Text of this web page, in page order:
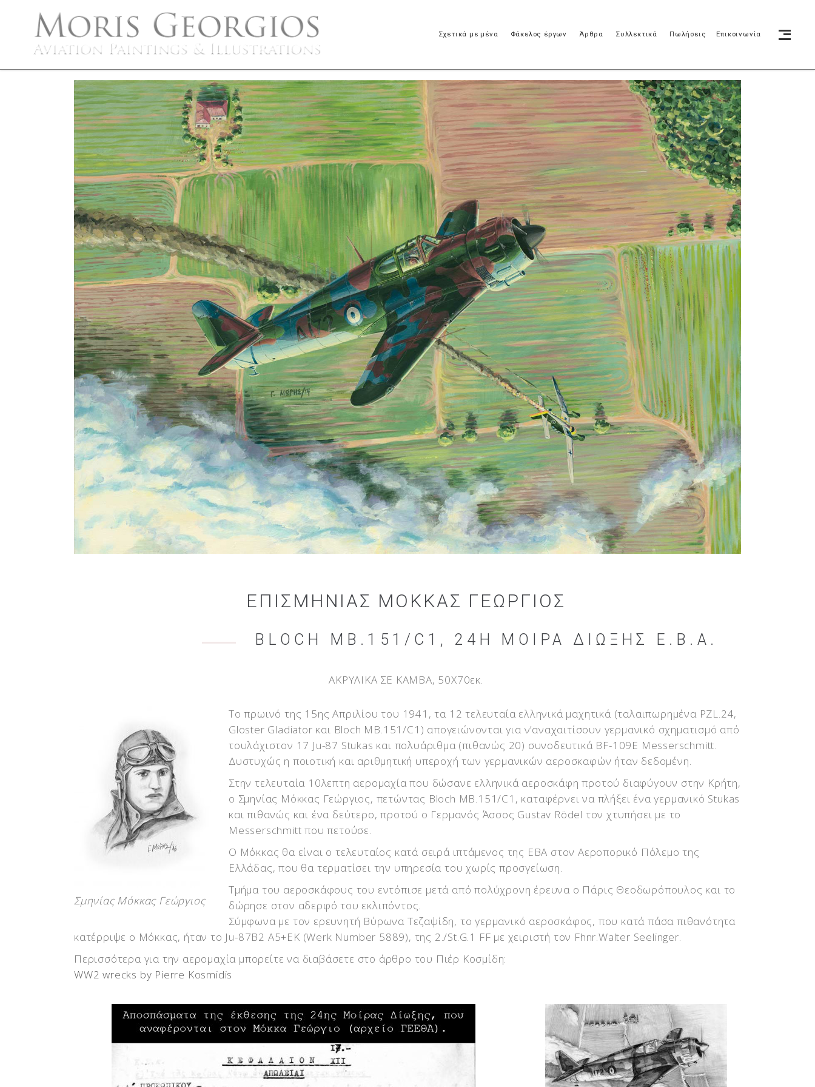
Σχετικά με μένα Φάκελος έργων Άρθρα Συλλεκτικά Πωλήσεις Επικοινωνία
ΕΠΙΣΜΗΝΊΑΣ ΜΌΚΚΑΣ ΓΕΏΡΓΙΟΣ
BLOCH MB.151/C1, 24Η ΜΟΊΡΑ ΔΊΩΞΗΣ Ε.Β.Α.
ΑΚΡΥΛΙΚΑ ΣΕ ΚΑΜΒΑ, 50X70εκ.
Σμηνίας Μόκκας Γεώργιος
To πρωινό της 15ης Απριλίου του 1941, τα 12 τελευταία ελληνικά μαχητικά (ταλαιπωρημένα PZL.24,
Gloster Gladiator και Bloch MB.151/C1) απογειώνονται για ν’αναχαιτίσουν γερμανικό σχηματισμό από
τουλάχιστον 17 Ju-87 Stukas και πολυάριθμα (πιθανώς 20) συνοδευτικά BF-109E Messerschmitt.
Δυστυχώς η ποιοτική και αριθμητική υπεροχή των γερμανικών αεροσκαφών ήταν δεδομένη.
Στην τελευταία 10λεπτη αερομαχία που δώσανε ελληνικά αεροσκάφη προτού διαφύγουν στην Κρήτη,
ο Σμηνίας Μόκκας Γεώργιος, πετώντας Bloch ΜΒ.151/C1, καταφέρνει να πλήξει ένα γερμανικό Stukas
και πιθανώς και ένα δεύτερο, προτού ο Γερμανός Άσσος Gustav Rödel τον χτυπήσει με το
Messerschmitt που πετούσε.
Ο Μόκκας θα είναι ο τελευταίος κατά σειρά ιπτάμενος της ΕΒΑ στον Αεροπορικό Πόλεμο της
Ελλάδας, που θα τερματίσει την υπηρεσία του χωρίς προσγείωση.
Τμήμα του αεροσκάφους του εντόπισε μετά από πολύχρονη έρευνα ο Πάρις Θεοδωρόπουλος και το
δώρησε στον αδερφό του εκλιπόντος.
Σύμφωνα με τον ερευνητή Βύρωνα Τεζαψίδη, το γερμανικό αεροσκάφος, που κατά πάσα πιθανότητα
κατέρριψε ο Μόκκας, ήταν το Ju-87B2 A5+EK (Werk Number 5889), της 2./St.G.1 FF με χειριστή τον Fhnr.Walter Seelinger.
Περισσότερα για την αερομαχία μπορείτε να διαβάσετε στο άρθρο του Πιέρ Κοσμίδη:
WW2 wrecks by Pierre Kosmidis